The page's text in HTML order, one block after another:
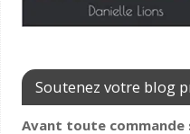
Soutenez votre blog
Avant toute commande